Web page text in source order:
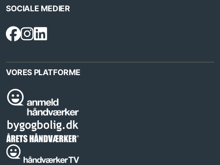
SOCIALE MEDIER
VORES PLATFORME